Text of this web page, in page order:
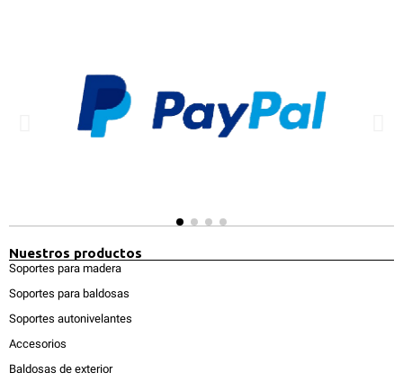
Nuestros productos
Soportes para madera
Soportes para baldosas
Soportes autonivelantes
Accesorios
Baldosas de exterior